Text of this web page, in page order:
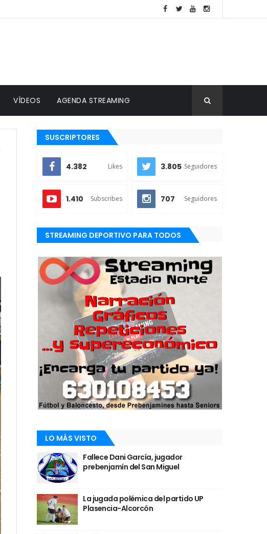
VÍDEOS AGENDA STREAMING
SUSCRIPTORES
4.382 Likes 3.805 Seguidores
1.410 Subscribes 707 Seguidores
STREAMING DEPORTIVO PARA TODOS
LO MÁS VISTO
Fallece Dani García, jugador
prebenjamín del San Miguel
La jugada polémica del partido UP
Plasencia-Alcorcón